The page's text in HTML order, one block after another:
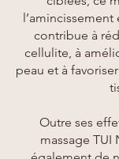
contribue à
cellulite, à
peau et à
Outre ses
massage TUI